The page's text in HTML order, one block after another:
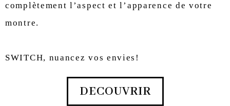
complètement l’aspect et l’apparence de votre
montre.
SWITCH, nuancez vos envies!
DECOUVRIR